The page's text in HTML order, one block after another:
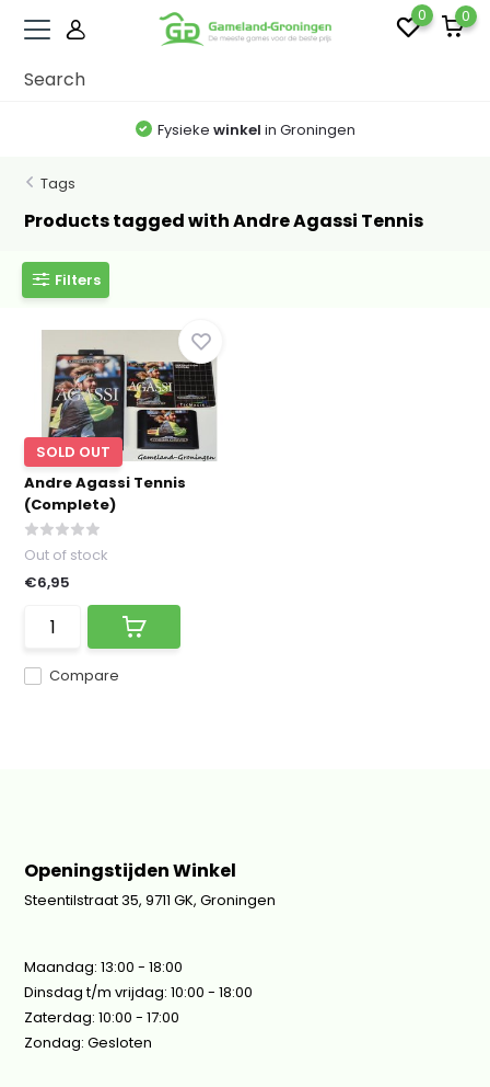
0 0
Fysieke winkel in Groningen
Tags
Products tagged with Andre Agassi Tennis
Filters
SOLD OUT
Andre Agassi Tennis
(Complete)
Compare
Out of stock
€6,95
Openingstijden Winkel
Steentilstraat 35, 9711 GK, Groningen
Maandag: 13:00 - 18:00
Dinsdag t/m vrijdag: 10:00 - 18:00
Zaterdag: 10:00 - 17:00
Zondag: Gesloten